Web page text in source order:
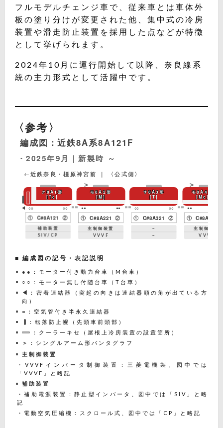
フルモデルチェンジ車で、従来車とは車体外
板の塗り分けが変更された他、集中式の冷房
装置や滑走防止装置を採用した点などが特徴
として挙げられます。
2024年10月に運行開始して以降、奈良線系
統の主力形式として活躍中です。
〈参考〉
編成図：近鉄8A系8A121F
・2025年9月｜新製時 ～
←近鉄奈良・橿原神宮前 ｜ 〈公式側〉
◀ ○○ ○○
ク8A1形
[Tc]
=
① C#8A121 ②
補助装置
SIV/CP
= ●● ●●
モ8A2形
[M]
=
① C#8A221 ②
主制御装置
VVVF
= ○○ ○○
サ8A3形
[T]
=
① C#8A321 ②
－
－
= ●●
モ8A4形
[Mc]
① C#8A421
主制御装置
VVVF
■ 編成図の記号・表記説明
●●
：モーター付き動力台車（M台車）
○○
：モーター無し付随台車（T台車）
◀
：密着連結器（突起の向きは連結器頭の角が出ている方
向）
=
：空気管付き半永久連結器
：転落防止幌（先頭車前頭部）
：クーラーキセ（屋根上冷房装置の設置箇所）
＞
：シングルアーム形パンタグラフ
主制御装置
・VVVFインバータ制御装置：三菱電機製、図中では
「VVVF」と略記
補助装置
・補助電源装置：静止型インバータ、図中では「SIV」と略
記
・電動空気圧縮機：スクロール式、図中では「CP」と略記